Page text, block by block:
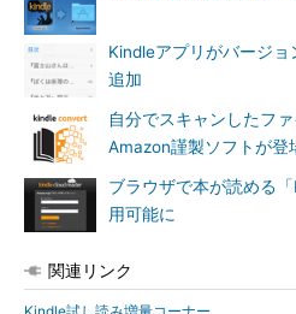
Kindleアプリがバージ
追加
自分でスキャンしたフ
Amazon謹製ソフトが登
ブラウザで本が読める
用可能に
関連リンク